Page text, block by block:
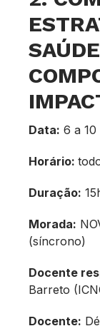
Data: 6 a
Horário:
Duração:
Morada:
(síncrono)
Docente
Barreto
Docente: